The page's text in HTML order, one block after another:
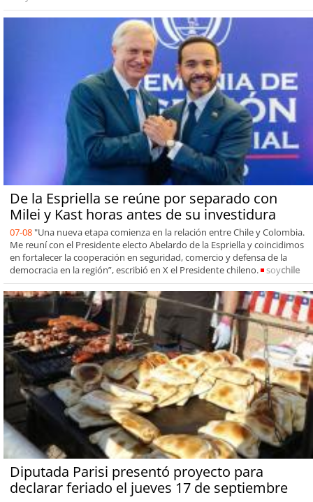
De la Espriella se reúne por separado con
Milei y Kast horas antes de su investidura
07-08 "Una nueva etapa comienza en la relación entre Chile y Colombia.
Me reuní con el Presidente electo Abelardo de la Espriella y coincidimos
en fortalecer la cooperación en seguridad, comercio y defensa de la
democracia en la región”, escribió en X el Presidente chileno.
soychile
Diputada Parisi presentó proyecto para
declarar feriado el jueves 17 de septiembre